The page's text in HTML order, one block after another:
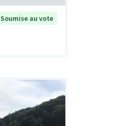
Soumise au vote